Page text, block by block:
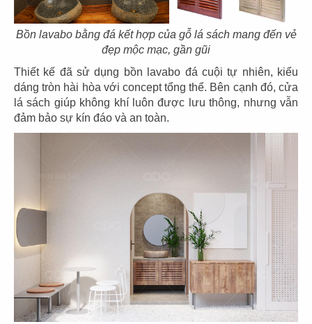
Bồn lavabo bằng đá kết hợp của gỗ lá sách mang đến vẻ
đẹp mộc mạc, gần gũi
Thiết kế đã sử dụng bồn lavabo đá cuội tự nhiên, kiểu
dáng tròn hài hòa với concept tổng thể. Bên cạnh đó, cửa
lá sách giúp không khí luôn được lưu thông, nhưng vẫn
đảm bảo sự kín đáo và an toàn.
CN Thạch Thị Thanh - Q.1 CN Khu đô thị SALA - Q.2
91
UNAGI
92
DENKI
93
HANA YA SHIKI
CN Gò Vấp
94
TOHOKU
CN Vincom Đồng Khởi